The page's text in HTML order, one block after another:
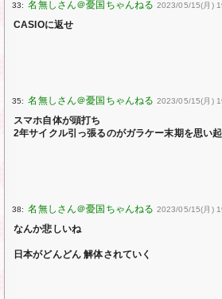
33: 2023/05/15(月)
CASIOに返せ
35: 2023/05/15(月)
スマホ自体が頭打ち
2年サイクル引っ張るのがガラケー末期を思い
38: 2023/05/15(月)
なんか悲しいね
日本がどんどん 解体されていく